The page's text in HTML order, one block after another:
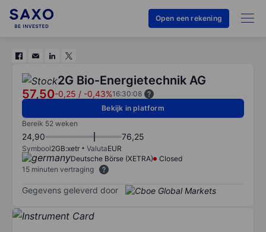
Open een rekening
2G Bio-Energietechnik AG
57,50-0,25 / -0,43%16:30:08
Bekijk in platform
Bereik 52 weken
24,90 76,25
Symbool2GB:xetr ValutaEUR
Deutsche Börse (XETRA)
Closed
15 minuten vertraging
Gegevens geleverd door